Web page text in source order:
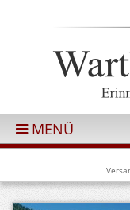
MENÜ